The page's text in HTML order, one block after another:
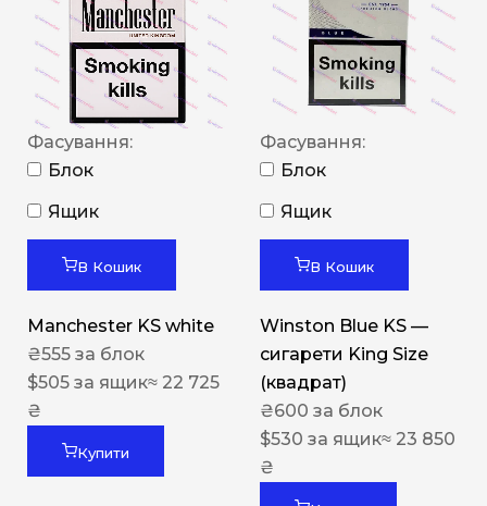
Фасування:
Блок
Ящик
В Кошик
Manchester KS white
₴555 за блок
$505 за ящик≈ 22 725
₴
Купити
Фасування:
Блок
Ящик
В Кошик
Winston Blue KS —
сигарети King Size
(квадрат)
₴600 за блок
$530 за ящик≈ 23 850
₴